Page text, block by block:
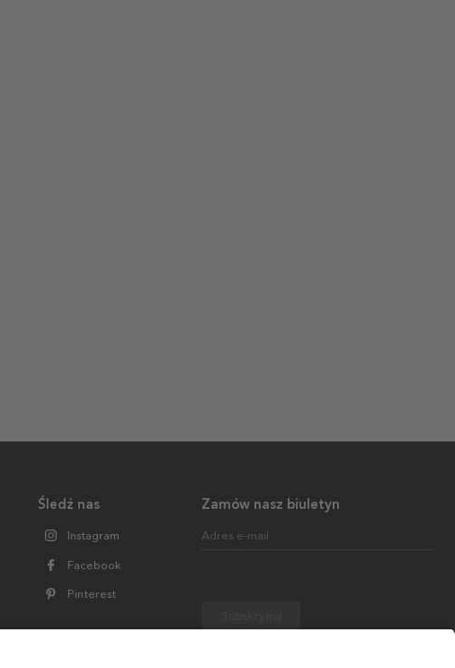
Zamów nasz biuletyn
Adres e-mail
Śledź nas
Instagram
Facebook
Pinterest